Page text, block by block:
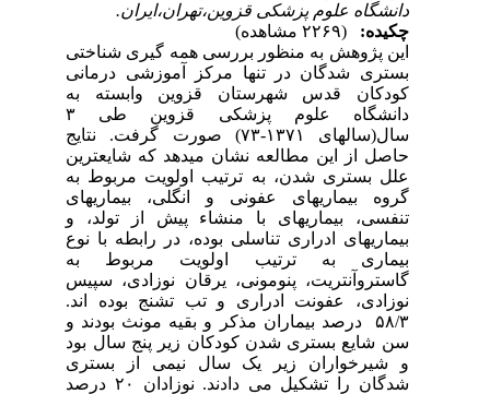
دانشگاه علوم پزشکی قزوین،تهران،ایران.
چکیده:
این پژوهش به منظور بررسی همه گیری شناختی
بستری شدگان در تنها مرکز آموزشی درمانی
کودکان قدس شهرستان قزوین وابسته به
سال(سالهای ۱۳۷۱-۷۳) صورت گرفت. نتایج
حاصل از این مطالعه نشان میدهد که شایعترین
علل بستری شدن، به ترتیب اولویت مربوط به
گروه بیماریهای عفونی و انگلی، بیماریهای
تنفسی، بیماریهای با منشاء پیش از تولد، و
بیماریهای ادراری تناسلی بوده، در رابطه با نوع
بیماری به ترتیب اولویت مربوط به
گاستروآنتریت، پنومونی، یرقان نوزادی، سپیس
نوزادی، عفونت ادراری و تب تشنج بوده اند.
۵۸/۳ درصد بیماران مذکر و بقیه مونث بودند و
سن شایع بستری شدن کودکان زیر پنج سال بود
و شیرخواران زیر یک سال نیمی از بستری
شدگان را تشکیل می دادند. نوزادان ۲۰ درصد